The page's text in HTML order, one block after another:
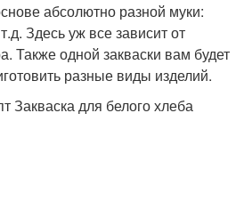
абсолютно разной муки:
Здесь уж все зависит от
Также одной закваски вам будет
разные виды изделий.
Закваска для белого хлеба